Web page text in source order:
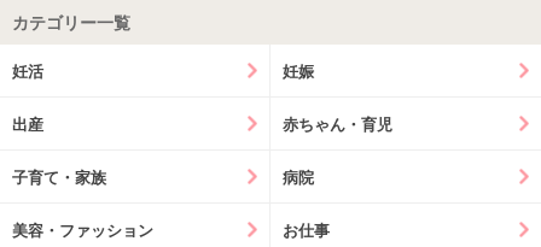
カテゴリー一覧
妊活 妊娠
出産 赤ちゃん・育児
子育て・家族 病院
美容・ファッション お仕事